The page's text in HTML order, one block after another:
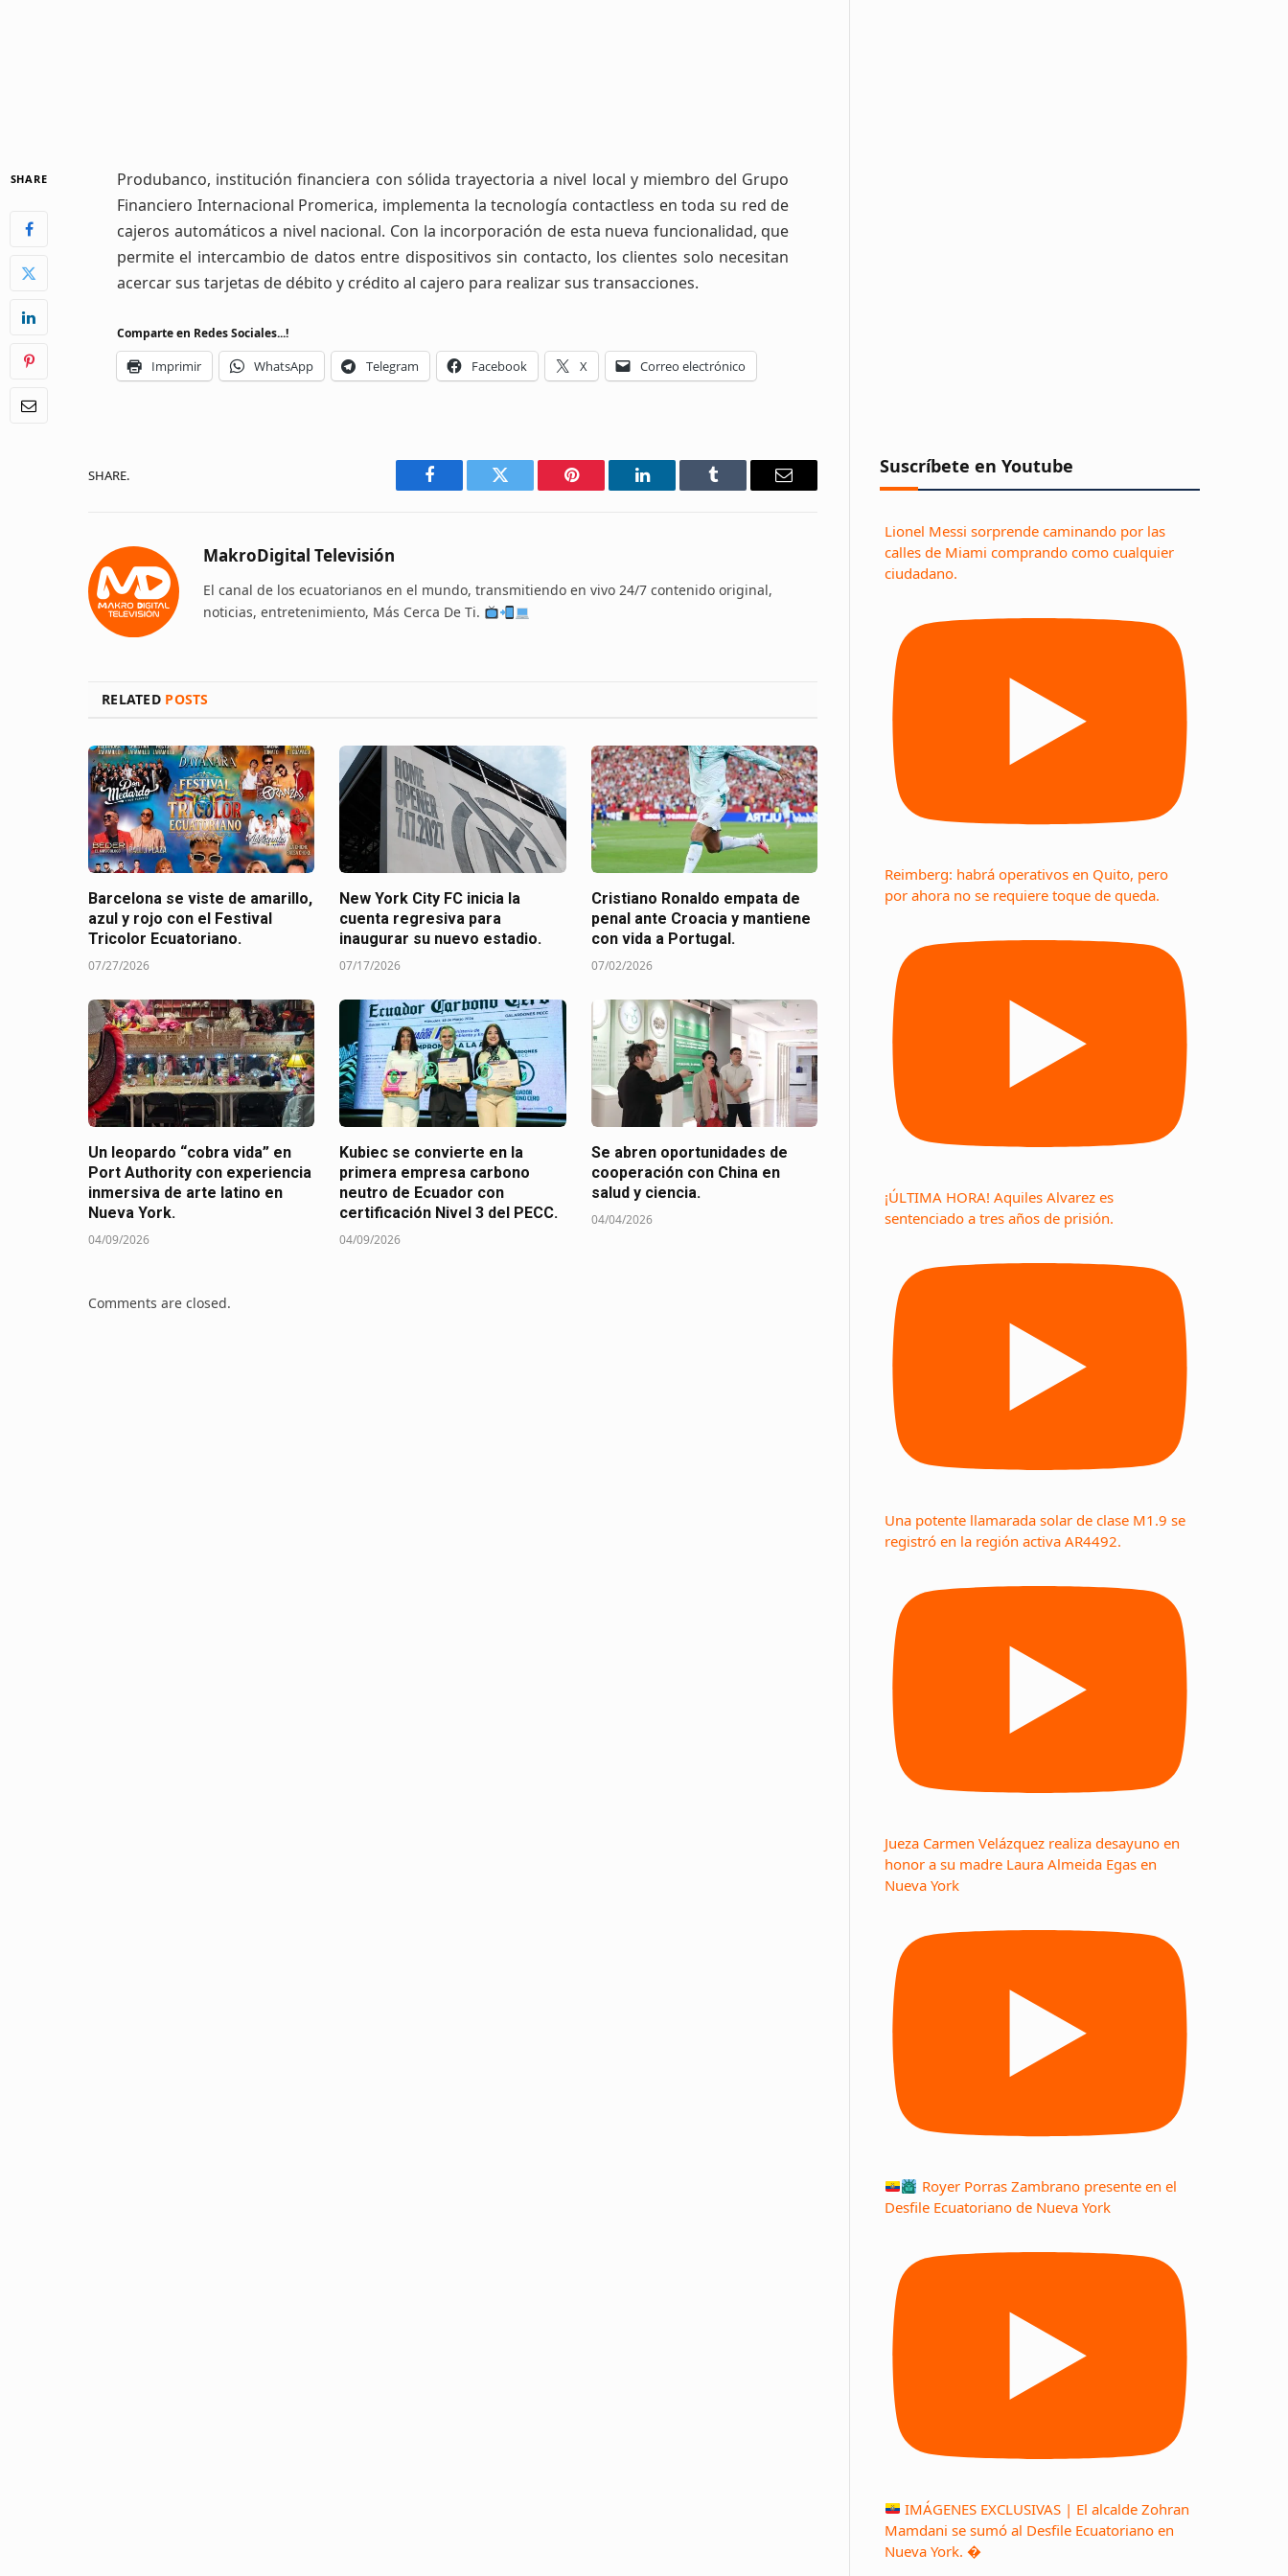
SHARE
Produbanco, institución financiera con sólida trayectoria a nivel local y miembro del Grupo
Financiero Internacional Promerica, implementa la tecnología contactless en toda su red de
cajeros automáticos a nivel nacional. Con la incorporación de esta nueva funcionalidad, que
permite el intercambio de datos entre dispositivos sin contacto, los clientes solo necesitan
acercar sus tarjetas de débito y crédito al cajero para realizar sus transacciones.
Comparte en Redes Sociales...!
Imprimir WhatsApp Telegram Facebook X Correo electrónico
SHARE.
Facebook Twitter Pinterest LinkedIn Tumblr Email
MakroDigital Televisión
El canal de los ecuatorianos en el mundo, transmitiendo en vivo 24/7 contenido original,
noticias, entretenimiento, Más Cerca De Ti.
RELATED POSTS
Barcelona se viste de amarillo,
azul y rojo con el Festival
Tricolor Ecuatoriano.
07/27/2026
New York City FC inicia la
cuenta regresiva para
inaugurar su nuevo estadio.
07/17/2026
Cristiano Ronaldo empata de
penal ante Croacia y mantiene
con vida a Portugal.
07/02/2026
Un leopardo “cobra vida” en
Port Authority con experiencia
inmersiva de arte latino en
Nueva York.
04/09/2026
Kubiec se convierte en la
primera empresa carbono
neutro de Ecuador con
certificación Nivel 3 del PECC.
04/09/2026
Se abren oportunidades de
cooperación con China en
salud y ciencia.
04/04/2026
Comments are closed.
Suscríbete en Youtube
Lionel Messi sorprende caminando por las
calles de Miami comprando como cualquier
ciudadano.
Reimberg: habrá operativos en Quito, pero
por ahora no se requiere toque de queda.
¡ÚLTIMA HORA! Aquiles Alvarez es
sentenciado a tres años de prisión.
Una potente llamarada solar de clase M1.9 se
registró en la región activa AR4492.
Jueza Carmen Velázquez realiza desayuno en
honor a su madre Laura Almeida Egas en
Nueva York
Royer Porras Zambrano presente en el
Desfile Ecuatoriano de Nueva York
IMÁGENES EXCLUSIVAS | El alcalde Zohran
Mamdani se sumó al Desfile Ecuatoriano en
Nueva York. �